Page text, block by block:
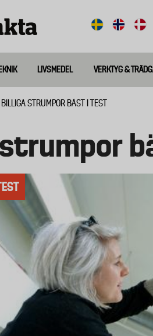
LIVSMEDEL VERKTYG &
BILLIGA STRUMPOR BÄST I TEST